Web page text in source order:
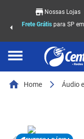
Nossas Lojas
Frete Grátispara SP
Home Áudio